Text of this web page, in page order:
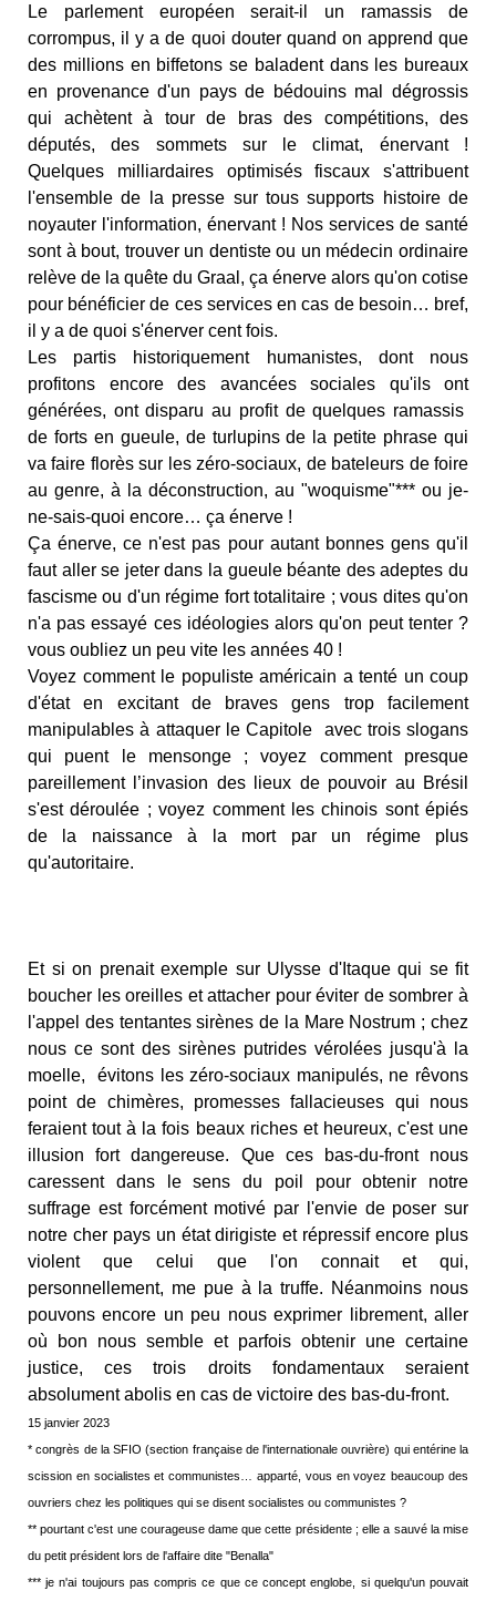
Le parlement européen serait-il un ramassis de
corrompus, il y a de quoi douter quand on apprend que
des millions en biffetons se baladent dans les bureaux
en provenance d'un pays de bédouins mal dégrossis
qui achètent à tour de bras des compétitions, des
députés, des sommets sur le climat, énervant !
Quelques milliardaires optimisés fiscaux s'attribuent
l'ensemble de la presse sur tous supports histoire de
noyauter l'information, énervant ! Nos services de santé
sont à bout, trouver un dentiste ou un médecin ordinaire
relève de la quête du Graal, ça énerve alors qu'on cotise
pour bénéficier de ces services en cas de besoin… bref,
il y a de quoi s'énerver cent fois.
Les partis historiquement humanistes, dont nous
profitons encore des avancées sociales qu'ils ont
générées, ont disparu au profit de quelques ramassis
de forts en gueule, de turlupins de la petite phrase qui
va faire florès sur les zéro-sociaux, de bateleurs de foire
au genre, à la déconstruction, au "woquisme"*** ou je-
ne-sais-quoi encore… ça énerve !
Ça énerve, ce n'est pas pour autant bonnes gens qu'il
faut aller se jeter dans la gueule béante des adeptes du
fascisme ou d'un régime fort totalitaire ; vous dites qu'on
n'a pas essayé ces idéologies alors qu'on peut tenter ?
vous oubliez un peu vite les années 40 !
Voyez comment le populiste américain a tenté un coup
d'état en excitant de braves gens trop facilement
manipulablesà attaquer le Capitole avec trois slogans
qui puent le mensonge ; voyez comment presque
pareillement l’invasion des lieux de pouvoir au Brésil
s'est déroulée ; voyez comment les chinois sont épiés
de la naissance à la mort par un régime plus
qu'autoritaire.
Et si on prenait exemple sur Ulysse d'Itaque qui se fit
boucher les oreilles et attacher pour éviter de sombrer à
l'appel des tentantes sirènes de la Mare Nostrum ; chez
nous ce sont des sirènes putrides vérolées jusqu'à la
moelle, évitons les zéro-sociaux manipulés, ne rêvons
point de chimères, promesses fallacieuses qui nous
feraient tout à la fois beaux riches et heureux, c'est une
illusion fort dangereuse. Que ces bas-du-front nous
caressent dans le sens du poil pour obtenir notre
suffrage est forcément motivé par l'envie de poser sur
notre cher pays un état dirigiste et répressif encore plus
violent que celui que l'on connait et qui,
personnellement, me pue à la truffe. Néanmoins nous
pouvons encore un peu nous exprimer librement, aller
où bon nous semble et parfois obtenir une certaine
justice, ces trois droits fondamentaux seraient
absolument abolis en cas de victoire des bas-du-front.
15 janvier 2023
* congrès de la SFIO (section française de l'internationale ouvrière) qui entérine la
scission en socialistes et communistes… apparté, vous en voyez beaucoup des
ouvriers chez les politiques qui se disent socialistes ou communistes ?
** pourtant c'est une courageuse dame que cette présidente ; elle a sauvé la mise
du petit président lors de l'affaire dite "Benalla"
*** je n'ai toujours pas compris ce que ce concept englobe, si quelqu'un pouvait